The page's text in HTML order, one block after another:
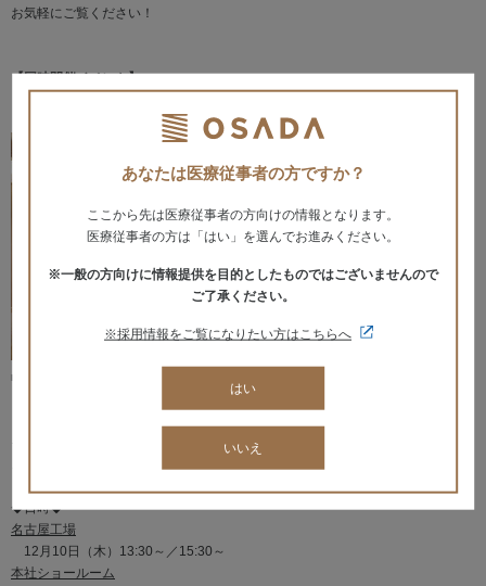
あなたは医療従事者の方ですか？
ここから先は医療従事者の方向けの情報となります。
医療従事者の方は「はい」を選んでお進みください。
※一般の方向けに情報提供を目的としたものではございませんので
ご了承ください。
※採用情報をご覧になりたい方はこちらへ
はい
いいえ
お気軽にご覧ください！
【同時開催イベント】
＜本社ショールーム・名古屋工場 個別オンライン見学会＞
■
・遠方で、なかなかショールームや工場に行くことができない
そんな皆さまへ、オサダの担当者が実際に機器を動かし、ご説明いたします。
◆日時◆
名古屋工場
12月10日（木）13:30～／15:30～
本社ショールーム